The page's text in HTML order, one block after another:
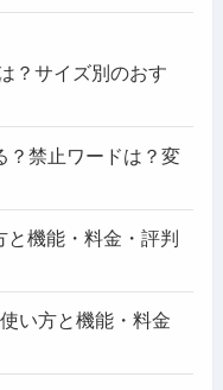
？サイズ別のおす
？禁止ワードは？変
機能・料金・評判
い方と機能・料金